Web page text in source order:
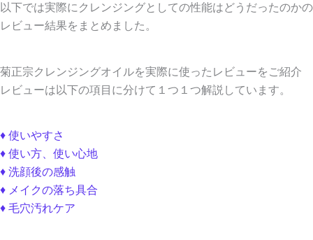
以下では実際にクレンジングとしての性能はどうだったのかの
レビュー結果をまとめました。
菊正宗クレンジングオイルを実際に使ったレビューをご紹介
レビューは以下の項目に分けて１つ１つ解説しています。
♦ 使いやすさ
♦ 使い方、使い心地
♦ 洗顔後の感触
♦ メイクの落ち具合
♦ 毛穴汚れケア